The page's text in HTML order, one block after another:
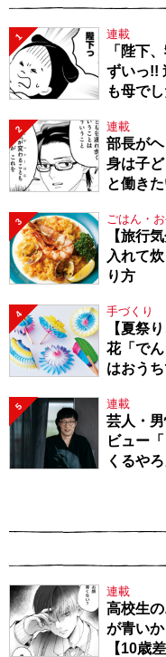
1 連載
「陛下
ずいっ!!
も母でし
2 連載
部長が
身は子
と働き
3 ごはん・
【旅行
入れて
り方
4 手づくり
【夏祭
花「で
はおう
5 連載
芸人・
ビュー
くるや
連載
高校生
が青い
【10歳